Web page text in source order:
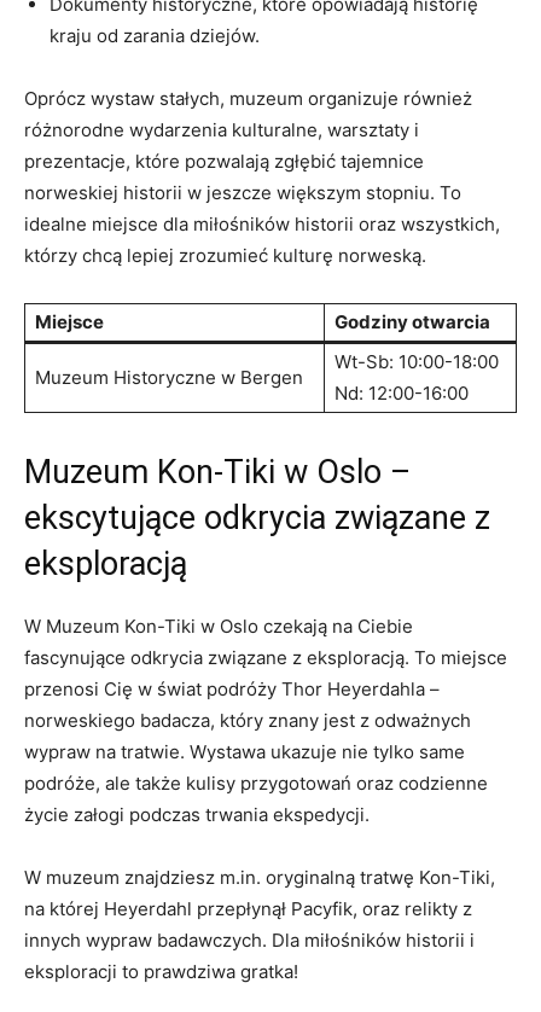
Dokumenty historyczne, ⁣które opowiadają⁢ historię
kraju od zarania dziejów.
Oprócz wystaw stałych, muzeum organizuje ⁤również
różnorodne wydarzenia kulturalne, warsztaty i​
prezentacje, które pozwalają zgłębić tajemnice
norweskiej historii w ⁤jeszcze ⁢większym stopniu. ⁣To ​
idealne miejsce ⁢dla miłośników historii oraz‍ wszystkich,
którzy chcą lepiej‍ zrozumieć ⁢kulturę norweską.
Miejsce Godziny otwarcia
Muzeum Historyczne w Bergen
Wt-Sb: 10:00-18:00
Nd: ‍12:00-16:00
Muzeum Kon-Tiki w ⁣Oslo –
ekscytujące odkrycia⁢ związane z
eksploracją
W Muzeum Kon-Tiki w Oslo czekają na⁢ Ciebie
fascynujące odkrycia związane z eksploracją.⁣ To miejsce ​
przenosi Cię ⁤w świat ‌podróży Thor Heyerdahla –
norweskiego badacza, który znany ⁣jest z‍ odważnych
wypraw​ na tratwie. Wystawa ukazuje nie tylko same‌
podróże, ale także kulisy przygotowań ‍oraz codzienne
‍życie załogi ⁤podczas⁣ trwania ekspedycji.
W muzeum‌ znajdziesz m.in. oryginalną tratwę Kon-Tiki,
na której Heyerdahl przepłynął Pacyfik, oraz relikty z
innych wypraw badawczych.‍ Dla⁣ miłośników historii i
eksploracji ⁣to prawdziwa ⁣gratka!